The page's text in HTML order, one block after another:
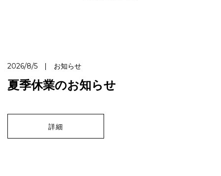
2026/8/5 | お知らせ
夏季休業のお知らせ
詳細